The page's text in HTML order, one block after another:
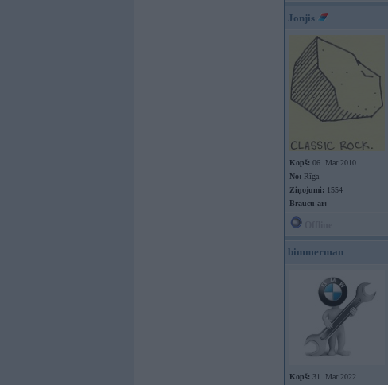
Jonjis
Kopš: 06. Mar 2010
No: Rīga
Ziņojumi: 1554
Braucu ar:
bimmerman
Kopš: 31. Mar 2022